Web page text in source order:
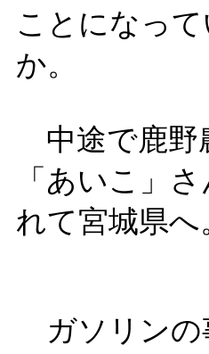
ことになっ
か。
中途で鹿野
「あいこ」
れて宮城県へ
ガソリンの